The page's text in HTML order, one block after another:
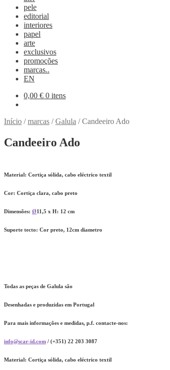
pele
editorial
interiores
papel
arte
exclusivos
promoções
marcas..
EN
0,00 € 0 itens
Início /marcas /Galula /Candeeiro Ado
Candeeiro Ado
Material: Cortiça sólida, cabo eléctrico textil
Cor: Cortiça clara, cabo preto
Dimensões: Ø11,5 x H: 12 cm
Suporte tecto: Cor preto, 12cm diametro
Todas as peças de Galula são
Desenhadas e produzidas em Portugal
Para mais informações e medidas, p.f. contacte-nos:
info@scar-id.com / (+351) 22 203 3087
Material: Cortiça sólida, cabo eléctrico textil